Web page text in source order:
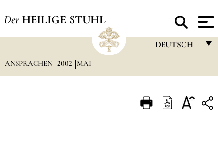
Der HEILIGE STUHL
DEUTSCH
ITALIANO
ANSPRACHEN 2002 MAI